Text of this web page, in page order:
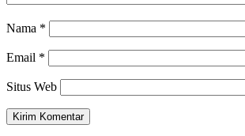
Nama *
Email *
Situs Web